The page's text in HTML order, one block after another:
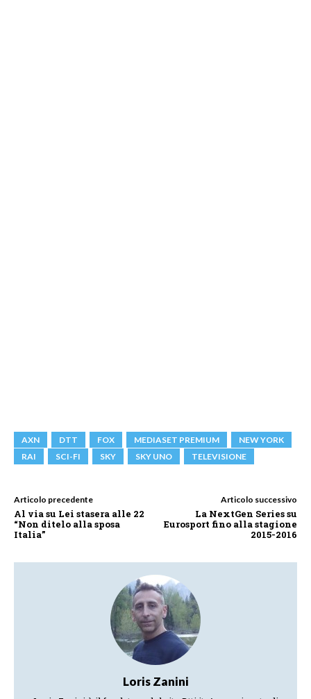
AXN DTT FOX MEDIASET PREMIUM
NEW YORK
RAI
SCI-FI SKY SKY UNO TELEVISIONE
Articolo precedente
Al via su Lei stasera alle 22
“Non ditelo alla sposa
Italia”
Articolo successivo
La NextGen Series su
Eurosport fino alla stagione
2015-2016
Loris Zanini